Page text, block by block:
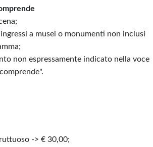
a musei o monumenti non inclusi
non espressamente indicato nella voce
-> € 30,00;